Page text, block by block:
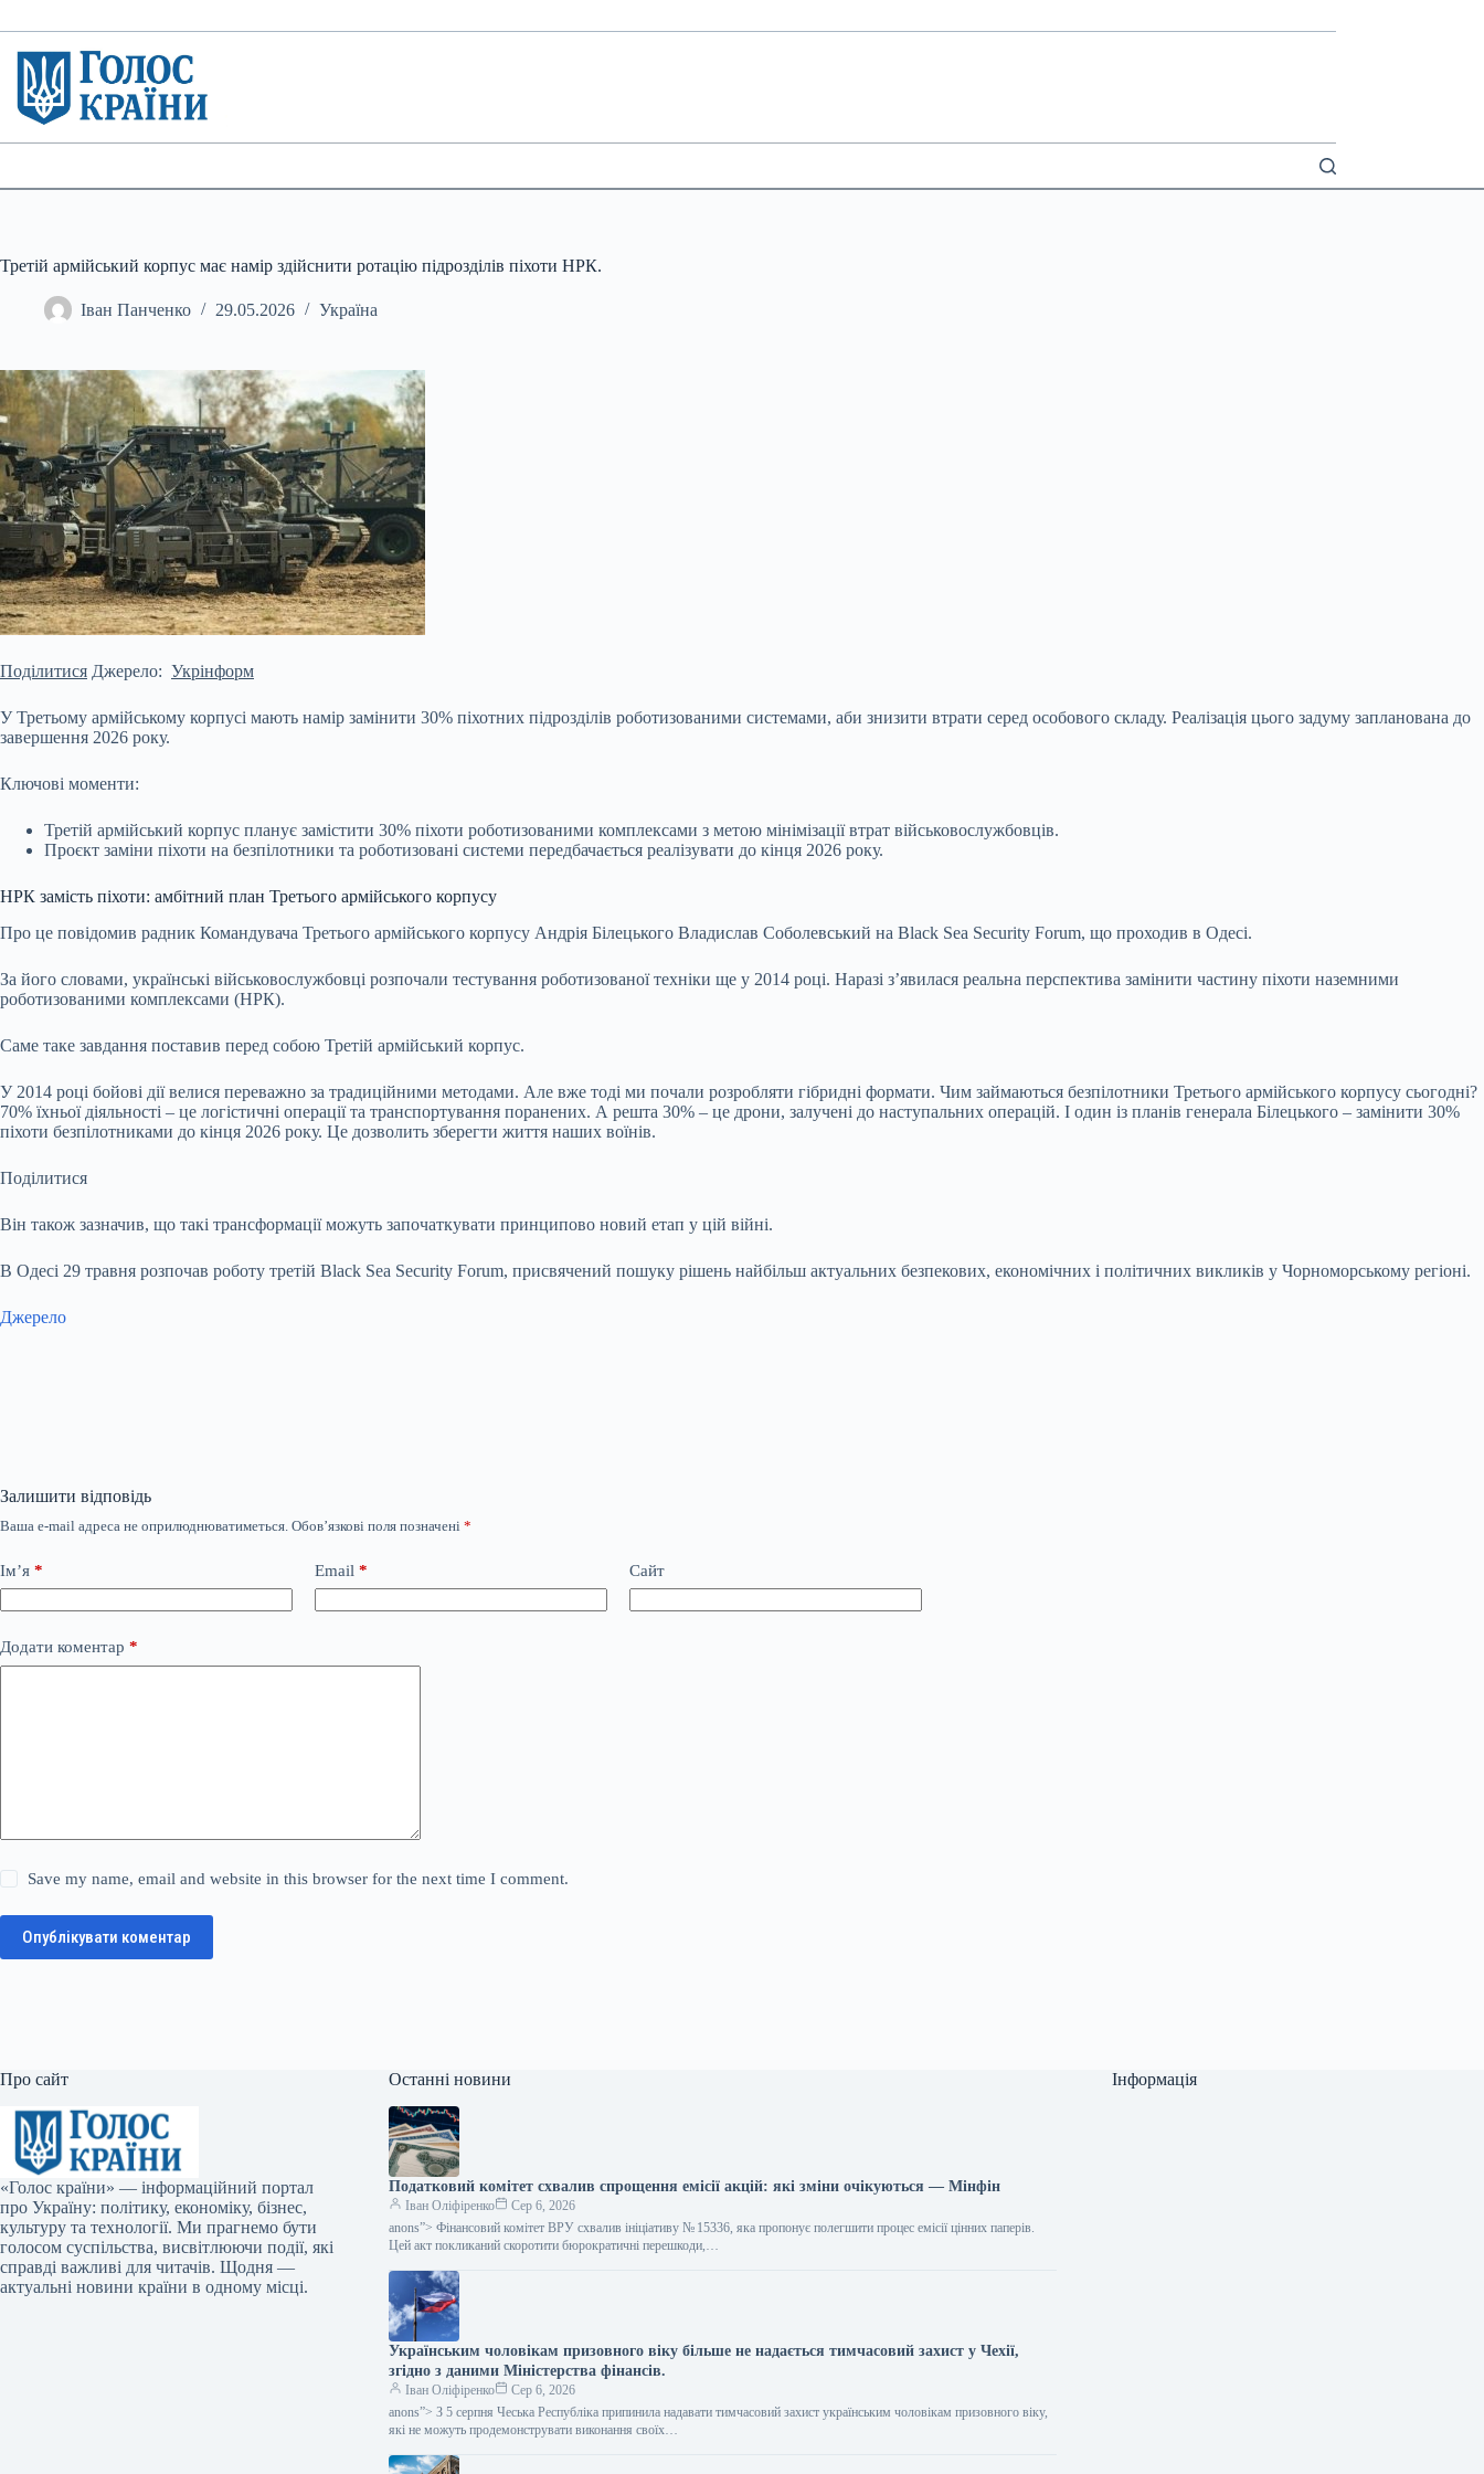
до
вмісту
Третій армійський корпус має намір здійснити ротацію підрозділів піхоти НРК.
Іван Панченко 29.05.2026 Україна
Поділитися Джерело: Укрінформ
У Третьому армійському корпусі мають намір замінити 30% піхотних підрозділів роботизованими системами, аби знизити втрати серед особового складу. Реалізація цього задуму запланована до
завершення 2026 року.
Ключові моменти:
Третій армійський корпус планує замістити 30% піхоти роботизованими комплексами з метою мінімізації втрат військовослужбовців.
Проєкт заміни піхоти на безпілотники та роботизовані системи передбачається реалізувати до кінця 2026 року.
НРК замість піхоти: амбітний план Третього армійського корпусу
Про це повідомив радник Командувача Третього армійського корпусу Андрія Білецького Владислав Соболевський на Black Sea Security Forum, що проходив в Одесі.
За його словами, українські військовослужбовці розпочали тестування роботизованої техніки ще у 2014 році. Наразі з’явилася реальна перспектива замінити частину піхоти наземними
роботизованими комплексами (НРК).
Саме таке завдання поставив перед собою Третій армійський корпус.
У 2014 році бойові дії велися переважно за традиційними методами. Але вже тоді ми почали розробляти гібридні формати. Чим займаються безпілотники Третього армійського корпусу сьогодні?
70% їхньої діяльності – це логістичні операції та транспортування поранених. А решта 30% – це дрони, залучені до наступальних операцій. І один із планів генерала Білецького – замінити 30%
піхоти безпілотниками до кінця 2026 року. Це дозволить зберегти життя наших воїнів.
Поділитися
Він також зазначив, що такі трансформації можуть започаткувати принципово новий етап у цій війні.
В Одесі 29 травня розпочав роботу третій Black Sea Security Forum, присвячений пошуку рішень найбільш актуальних безпекових, економічних і політичних викликів у Чорноморському регіоні.
Джерело
Залишити відповідь
Ваша e-mail адреса не оприлюднюватиметься. Обов’язкові поля позначені *
Ім’я * Email * Сайт
Додати коментар *
Save my name, email and website in this browser for the next time I comment.
Опублікувати коментар
Про сайт
«Голос країни» — інформаційний портал
про Україну: політику, економіку, бізнес,
культуру та технології. Ми прагнемо бути
голосом суспільства, висвітлюючи події, які
справді важливі для читачів. Щодня —
актуальні новини країни в одному місці.
Останні новини
Податковий комітет схвалив спрощення емісії акцій: які зміни очікуються — Мінфін
Іван Оліфіренко
Сер 6, 2026
anons”> Фінансовий комітет ВРУ схвалив ініціативу № 15336, яка пропонує полегшити процес емісії цінних паперів.
Цей акт покликаний скоротити бюрократичні перешкоди,…
Українським чоловікам призовного віку більше не надається тимчасовий захист у Чехії,
згідно з даними Міністерства фінансів.
Іван Оліфіренко
Сер 6, 2026
anons”> З 5 серпня Чеська Республіка припинила надавати тимчасовий захист українським чоловікам призовного віку,
які не можуть продемонструвати виконання своїх…
Інформація